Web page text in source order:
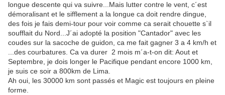
longue descente qui va suivre...Mais lutter contre le vent, c´est
démoralisant et le sifflement a la longue ca doit rendre dingue,
des fois je fais demi-tour pour voir comme ca serait chouette s`il
soufflait du Nord...J´ai adopté la position "Cantador" avec les
coudes sur la sacoche de guidon, ca me fait gagner 3 a 4 km/h et
...des courbatures. Ca va durer 2 mois m´a-t-on dit: Aout et
Septembre, je dois longer le Pacifique pendant encore 1000 km,
je suis ce soir a 800km de Lima.
Ah oui, les 30000 km sont passés et Magic est toujours en pleine
forme.